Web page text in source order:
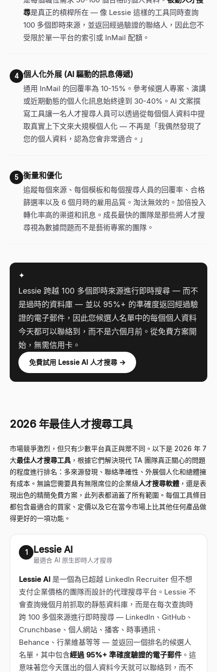
尋是真正的槓桿所在 — 像 Lessie 這樣的工具同時查詢
100 多個即時來源，並返回經過驗證的聯絡人，因此您不
受限於單一平台的索引或 InMail 配額。
4 個人化外展 (AI 驅動的訊息傳遞)
通用 InMail 的回覆率為 10-15%。參考候選人專案、演講
或近期動態的個人化訊息始終達到 30-40%。AI 文案撰
寫工具讓一名人才搜尋人員可以透過從每個個人資料中提
取真實上下文來大規模個人化 — 不再是「我偶然發現了
您的個人資料，認為您會非常適合。」
5 衡量和優化
追蹤每個來源、每個模板和每個搜尋人員的回覆率、合格
篩選率以及 6 個月時的雇用品質。淘汰無效的。加倍投入
轉化率高的渠道和訊息。成長最快的團隊是那些將人才搜
尋視為數據問題而不是藝術專案的團隊。
✦
Lessie 跨越 100 多個即時來源進行即時搜尋 — 而不
是過時的資料庫 — 並以 95%+ 的準確度返回經過驗
證的電子郵件，因此您候選人名單中的每個個人資料
今天都可以聯絡到，而不是六個月前。從免費方案開
始，無需信用卡。
免費試用 Lessie AI 人才搜尋 →
2026 年最佳人才搜尋工具
市場競爭激烈，但只有少數平台真正與眾不同。以下是 2026 年 7
大最佳人才搜尋工具 ，根據它們解決現代 TA 團隊真正關心的問題
的程度進行排名：多來源發現、聯絡準確性、外展個人化和總體擁
有成本。無論您需要具有無限席位的企業級人才搜尋軟體 ，還是表
現出色的精簡免費方案，此列表都涵蓋了所有範圍。每個工具條目
都包含最適合的買家、定價以及它在當今市場上比其他任何產品做
得更好的一項功能。
1 Lessie AI
最適合 AI 原生即時人才搜尋
Lessie AI 是一個為已超越 LinkedIn Recruiter 但不想
支付企業價格的團隊而設計的代理搜尋平台。Lessie 不
會查詢幾個月前抓取的靜態資料庫，而是在每次查詢時
跨 100 多個來源進行即時搜尋 — LinkedIn、GitHub、
Crunchbase、個人網站、播客、時事通訊、
Behance、行業維基等等 — 並返回一個排名的候選人
名單，其中包含經過 95%+ 準確度驗證的電子郵件 。這
意味著您今天匯出的個人資料今天就可以聯絡到，而不